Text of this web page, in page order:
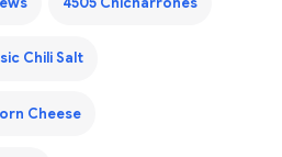
Chili Salt
Cheese